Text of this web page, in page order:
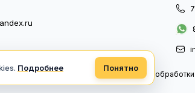
Политика конфиденциальности Политика
Подробнее Понятно